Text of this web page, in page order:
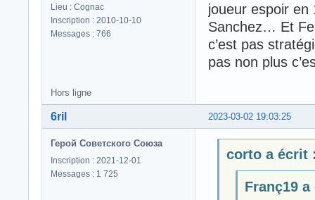
Lieu : Cognac
Inscription : 2010-10-10
Messages : 766
joueur espoir en
Sanchez… Et
c’est pas
pas non plus
Hors ligne
2023-03-02 19:03:25
6ril
Герой Советского Союза
Inscription : 2021-12-01
Messages : 1 725
corto a écrit
Franç19